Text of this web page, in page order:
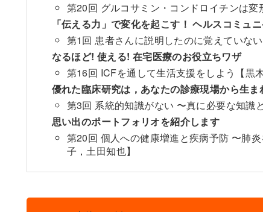
第20回 グルコサミン・コンドロイチンは
「伝える力」で変化を起こす！ ヘルスコミュ
第1回 患者さんに説明したのに覚えていな
なるほど! 使える! 在宅医療のお役立ちワザ
第16回 ICFを通して生活支援をしよう【黒
優れた臨床研究は，あなたの診療現場から生
第3回 系統的知識がない 〜真に必要な知識
思い出のポートフォリオを紹介します
第20回 個人への健康増進と疾病予防 〜肺
子，土田知也】